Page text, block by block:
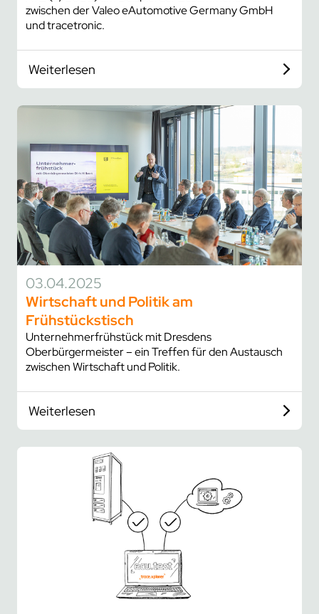
zwischen der Valeo eAutomotive Germany GmbH
und tracetronic.
Weiterlesen
03.04.2025
Wirtschaft und Politik am
Frühstückstisch
Unternehmerfrühstück mit Dresdens
Oberbürgermeister – ein Treffen für den Austausch
zwischen Wirtschaft und Politik.
Weiterlesen